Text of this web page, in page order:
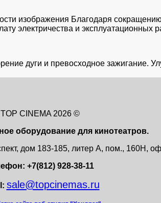
изображения Благодаря
электричества и эксплуатационных
дуги и превосходное зажигание.
TOP CINEMA 2026 ©
оборудование для кинотеатров.
дом 183-185, литер А, пом., 160Н,
+7(812) 928-38-11
sale@topcinemas.ru